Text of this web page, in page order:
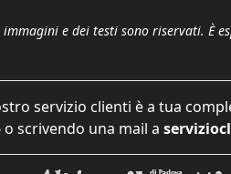
e dei testi sono riservati. È
servizio clienti è a tua
o scrivendo una mail a